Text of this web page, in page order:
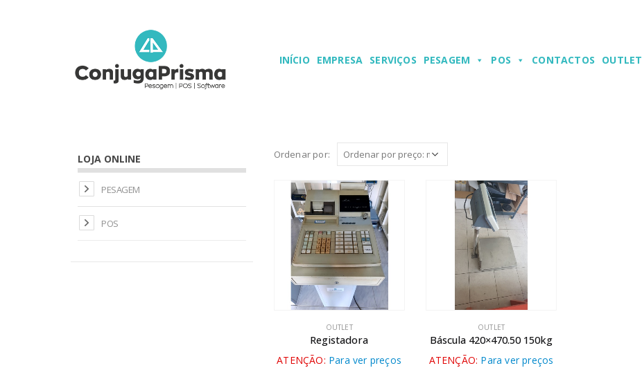
INÍCIO EMPRESA SERVIÇOS PESAGEM POS CONTACTOS OUTLET
Ordenar por:
OUTLET
Registadora
ATENÇÃO: Para ver preços
OUTLET
Báscula 420×470.50 150kg
ATENÇÃO: Para ver preços
LOJA ONLINE
PESAGEM
POS